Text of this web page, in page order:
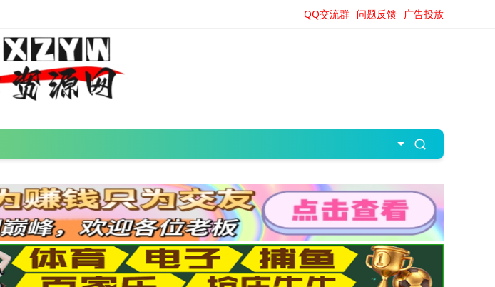
广告投放
问题反馈
QQ交流群